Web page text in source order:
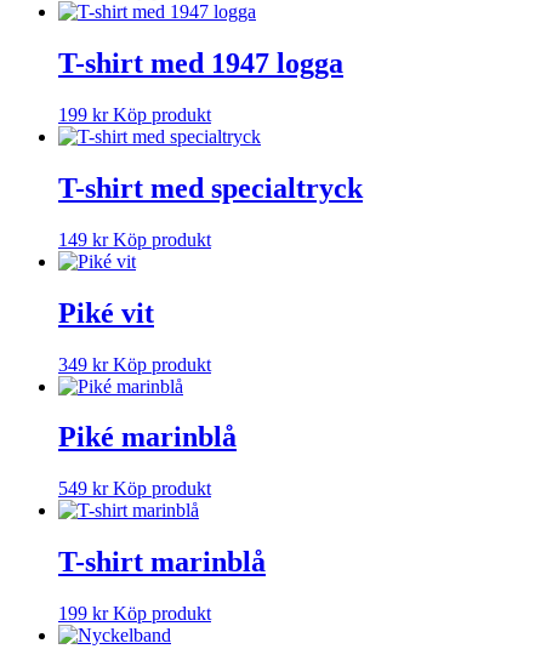
T-shirt med 1947 logga
199 kr Köp produkt
T-shirt med specialtryck
149 kr Köp produkt
Piké vit
349 kr Köp produkt
Piké marinblå
549 kr Köp produkt
T-shirt marinblå
199 kr Köp produkt